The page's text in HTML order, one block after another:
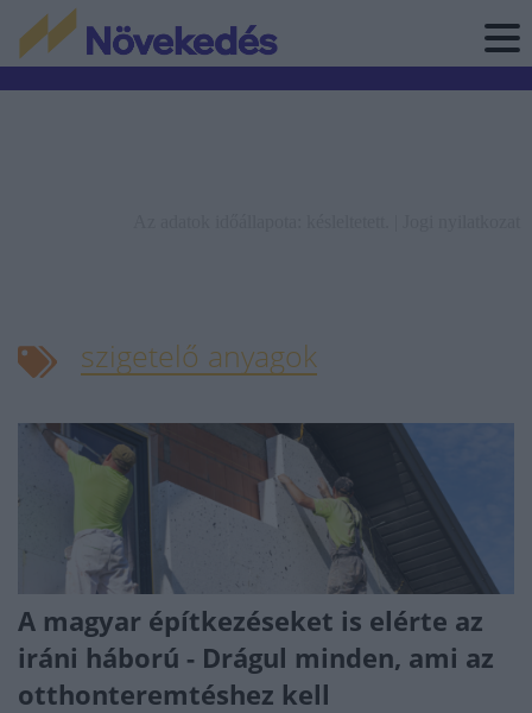
szigetelő anyagok
A magyar építkezéseket is elérte az
iráni háború - Drágul minden, ami az
otthonteremtéshez kell